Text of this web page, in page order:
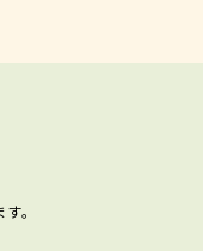
。